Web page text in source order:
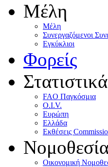
Μέλη
Mέλη
Συνεργαζόμενοι
Εγκύκλιοι
Φορείς
FAO Παγκόσμια
O.I.V.
Ευρώπη
Ελλάδα
Eκθέσεις
Οικονομική